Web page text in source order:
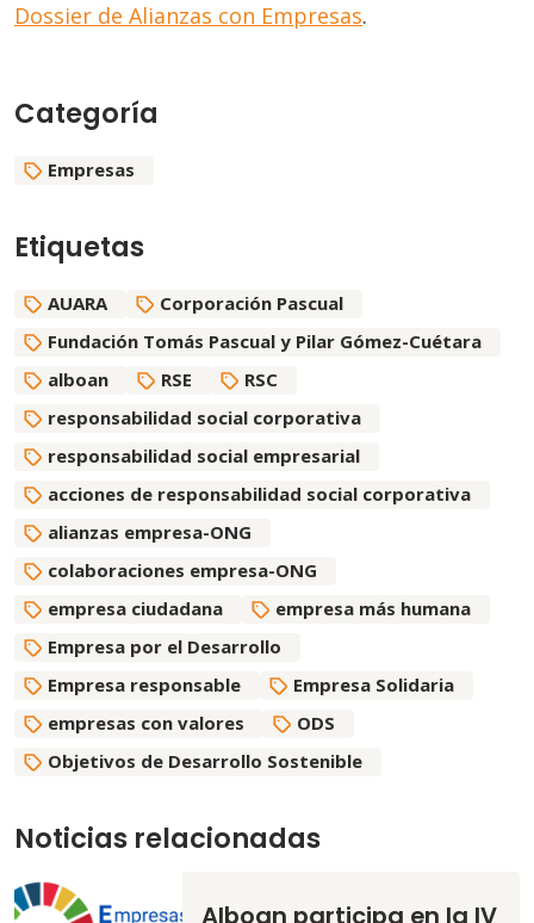
Dossier de Alianzas con Empresas.
Categoría
Empresas
Etiquetas
AUARA
Corporación Pascual
Fundación Tomás Pascual y Pilar Gómez-Cuétara
alboan
RSE
RSC
responsabilidad social corporativa
responsabilidad social empresarial
acciones de responsabilidad social corporativa
alianzas empresa-ONG
colaboraciones empresa-ONG
empresa ciudadana
empresa más humana
Empresa por el Desarrollo
Empresa responsable
Empresa Solidaria
empresas con valores
ODS
Objetivos de Desarrollo Sostenible
Noticias relacionadas
Alboan participa en la IV